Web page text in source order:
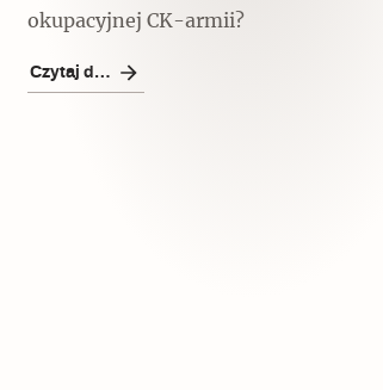
okupacyjnej CK-armii?
Czytaj dalej